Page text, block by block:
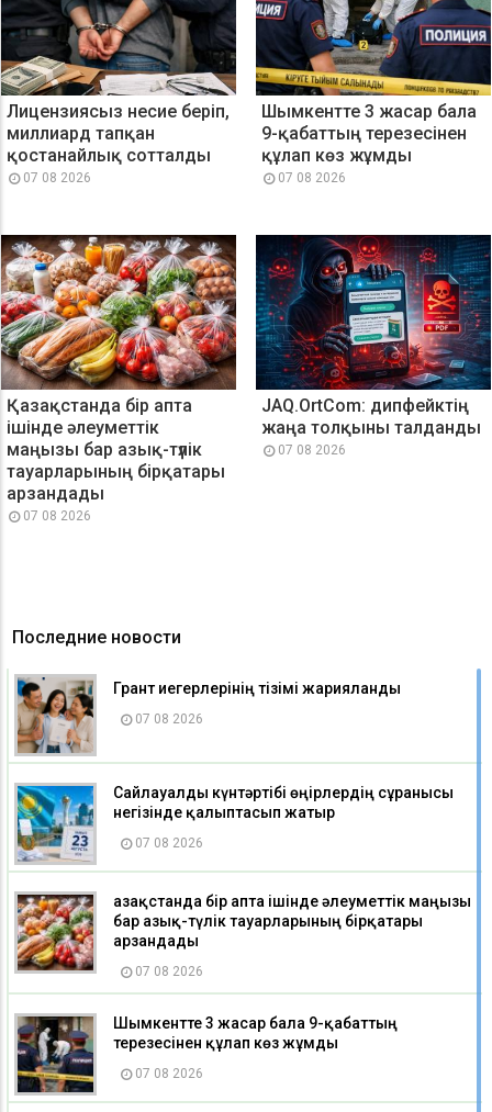
Лицензиясыз несие беріп,
миллиард тапқан
қостанайлық сотталды
07 08 2026
Шымкентте 3 жасар бала
9-қабаттың терезесінен
құлап көз жұмды
07 08 2026
Қазақстанда бір апта
ішінде әлеуметтік
маңызы бар азық-түлік
тауарларының бірқатары
арзандады
07 08 2026
JAQ.OrtCom: дипфейктің
жаңа толқыны талданды
07 08 2026
Последние новости
Грант иегерлерінің тізімі жарияланды
07 08 2026
Сайлауалды күнтәртібі өңірлердің сұранысы
негізінде қалыптасып жатыр
07 08 2026
Қазақстанда бір апта ішінде әлеуметтік маңызы
бар азық-түлік тауарларының бірқатары
арзандады
07 08 2026
Шымкентте 3 жасар бала 9-қабаттың
терезесінен құлап көз жұмды
07 08 2026